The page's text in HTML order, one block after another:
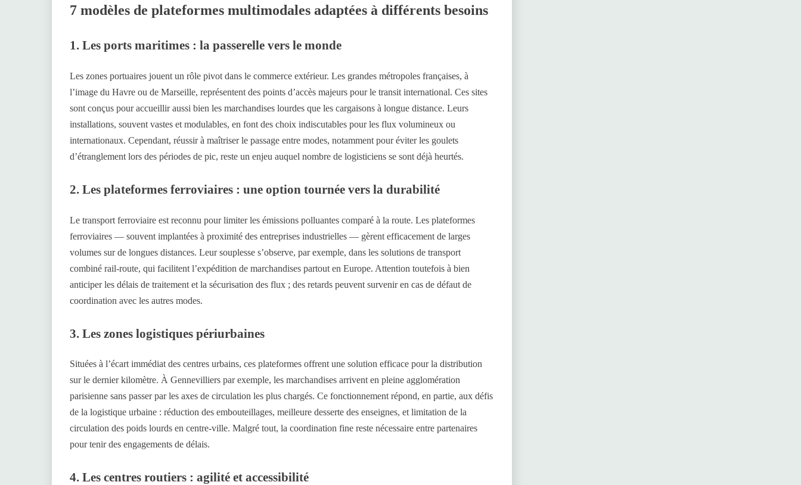
7 modèles de plateformes multimodales adaptées à différents besoins
1. Les ports maritimes : la passerelle vers le monde
Les zones portuaires jouent un rôle pivot dans le commerce extérieur. Les grandes métropoles françaises, à
l’image du Havre ou de Marseille, représentent des points d’accès majeurs pour le transit international. Ces sites
sont conçus pour accueillir aussi bien les marchandises lourdes que les cargaisons à longue distance. Leurs
installations, souvent vastes et modulables, en font des choix indiscutables pour les flux volumineux ou
internationaux. Cependant, réussir à maîtriser le passage entre modes, notamment pour éviter les goulets
d’étranglement lors des périodes de pic, reste un enjeu auquel nombre de logisticiens se sont déjà heurtés.
2. Les plateformes ferroviaires : une option tournée vers la durabilité
Le transport ferroviaire est reconnu pour limiter les émissions polluantes comparé à la route. Les plateformes
ferroviaires — souvent implantées à proximité des entreprises industrielles — gèrent efficacement de larges
volumes sur de longues distances. Leur souplesse s’observe, par exemple, dans les solutions de transport
combiné rail-route, qui facilitent l’expédition de marchandises partout en Europe. Attention toutefois à bien
anticiper les délais de traitement et la sécurisation des flux ; des retards peuvent survenir en cas de défaut de
coordination avec les autres modes.
3. Les zones logistiques périurbaines
Situées à l’écart immédiat des centres urbains, ces plateformes offrent une solution efficace pour la distribution
sur le dernier kilomètre. À Gennevilliers par exemple, les marchandises arrivent en pleine agglomération
parisienne sans passer par les axes de circulation les plus chargés. Ce fonctionnement répond, en partie, aux défis
de la logistique urbaine : réduction des embouteillages, meilleure desserte des enseignes, et limitation de la
circulation des poids lourds en centre-ville. Malgré tout, la coordination fine reste nécessaire entre partenaires
pour tenir des engagements de délais.
4. Les centres routiers : agilité et accessibilité